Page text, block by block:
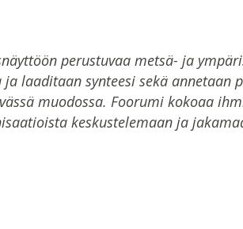
perustuvaa metsä- ja
laaditaan synteesi sekä annetaan
muodossa. Foorumi kokoaa
keskustelemaan ja